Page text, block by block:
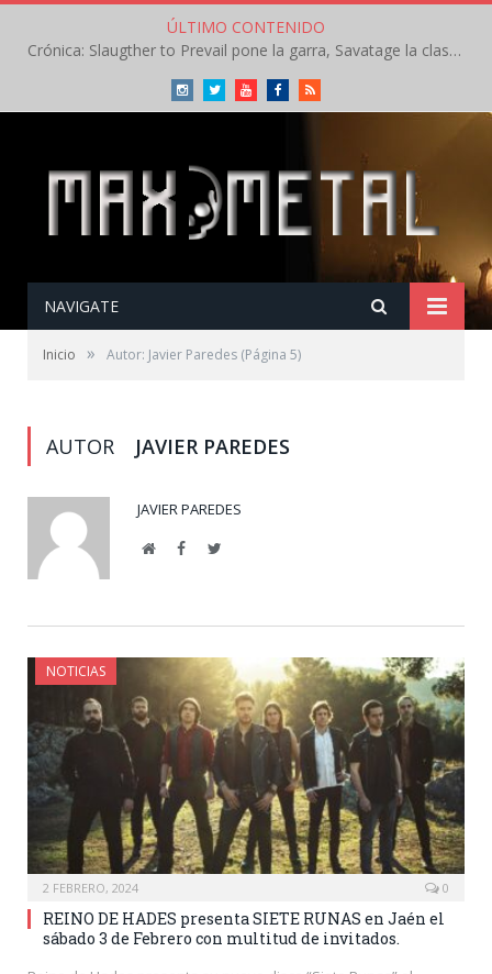
ÚLTIMO CONTENIDO
Crónica: Slaugther to Prevail pone la garra, Savatage la clase en la apertura del Leyendas del Rock – Miércoles – Agosto 2026
InstagramTwitterYoutubeFacebookRSS
NAVIGATE
Inicio » Autor: Javier Paredes (Página 5)
AUTOR JAVIER PAREDES
JAVIER PAREDES
WebsiteFacebookTwitter
NOTICIAS
2 FEBRERO, 2024 0
REINO DE HADES presenta SIETE RUNAS en Jaén el
sábado 3 de Febrero con multitud de invitados.